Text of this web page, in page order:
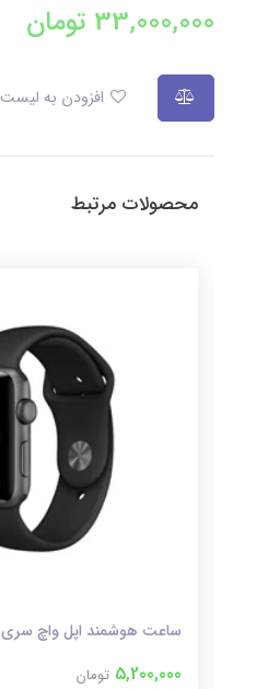
33,000,000 تومان
محصولات مرتبط
ساعت هوشمند اپل واچ سری 3 سایز 38 آلومینیوم
5,200,000 تومان